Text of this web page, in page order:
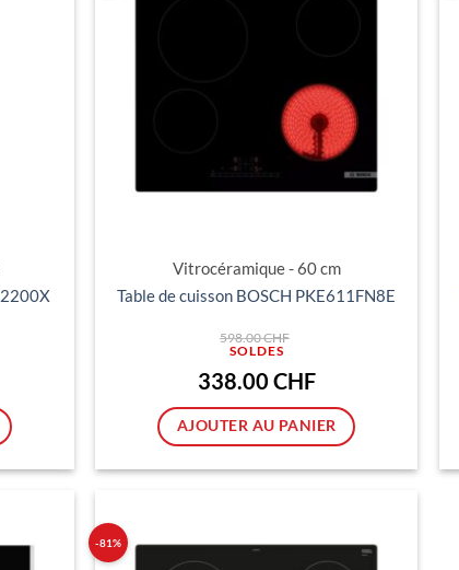
CHF.
Vitrocéramique - 60 cm
Table de cuisson BOSCH PKE611FN8E
598.00CHF
était :
598.00 CHF.
338.00 CHFLe
actuel
est :
338.00 CHF.
AJOUTER AU PANIER
-81%
Ajouter